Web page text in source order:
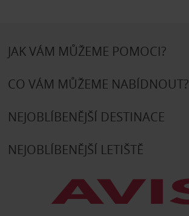
JAK VÁM MŮŽEME POMOCI?
CO VÁM MŮŽEME NABÍDNOUT?
NEJOBLÍBENĚJŠÍ DESTINACE
NEJOBLÍBENĚJŠÍ LETIŠTĚ